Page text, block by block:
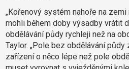
„Kořenový systém nahoře na
mohli během doby výsadby vrátit
obdělávání půdy rychleji než na
Taylor. „Pole bez obdělávání půdy
zařízení o něco lépe než pole